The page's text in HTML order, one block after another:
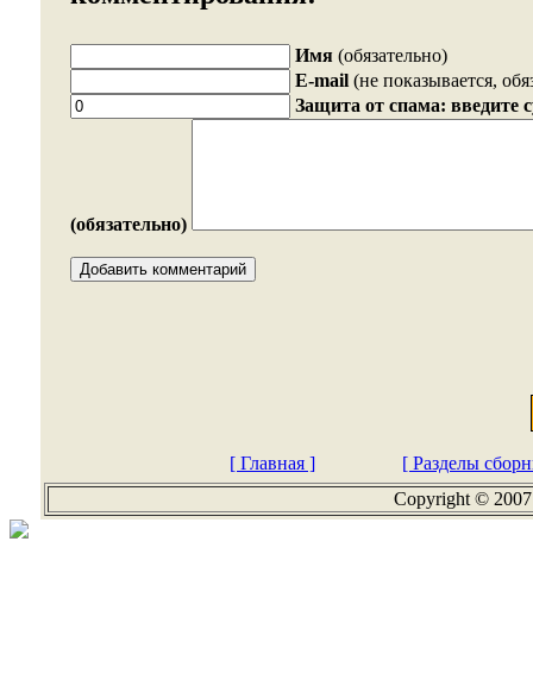
Имя (обязательно)
E-mail (не показывается,
Защита от спама: введите
(обязательно)
[ Главная ]
[ Разделы
Copyright ©